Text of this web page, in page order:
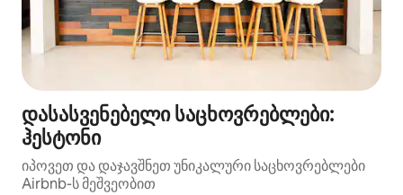
დასასვენებელი საცხოვრებლები:
ჰესტონი
იპოვეთ და დაჯავშნეთ უნიკალური საცხოვრებლები
Airbnb-ს მეშვეობით